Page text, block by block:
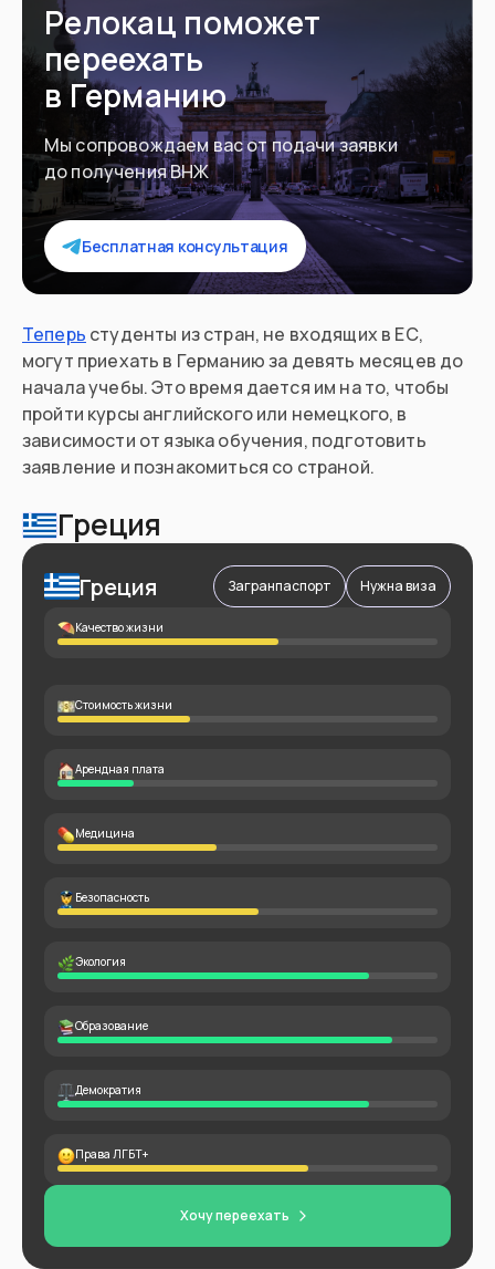
Релокац поможет
переехать
в Германию
Мы сопровождаем вас от подачи заявки
до получения ВНЖ
Бесплатная консультация
Теперь студенты из стран, не входящих в ЕС,
могут приехать в Германию за девять месяцев до
начала учебы. Это время дается им на то, чтобы
пройти курсы английского или немецкого, в
зависимости от языка обучения, подготовить
заявление и познакомиться со страной.
Греция
Греция Загранпаспорт Нужна виза
Качество жизни
Стоимость жизни
Арендная плата
Медицина
Безопасность
Экология
Образование
Демократия
Права ЛГБТ+
Хочу переехать